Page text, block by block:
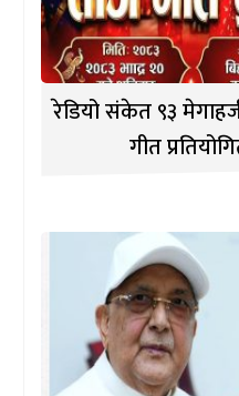
रेडियो संकेत ९३
गीत